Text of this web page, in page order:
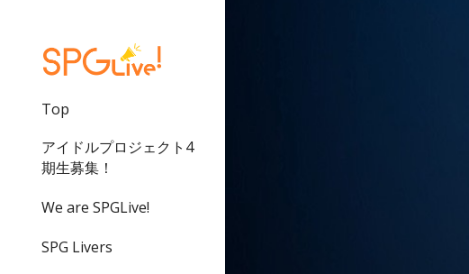
Top
アイドルプロジェクト4
期生募集！
We are SPGLive!
SPG Livers